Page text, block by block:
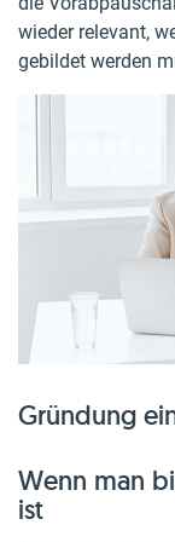
wieder relevant,
gebildet werden
Gründung
Wenn man
ist